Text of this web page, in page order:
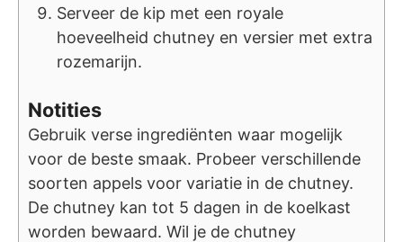
Serveer de kip met een royale
hoeveelheid chutney en versier met extra
rozemarijn.
Notities
Gebruik verse ingrediënten waar mogelijk
voor de beste smaak. Probeer verschillende
soorten appels voor variatie in de chutney.
De chutney kan tot 5 dagen in de koelkast
worden bewaard. Wil je de chutney